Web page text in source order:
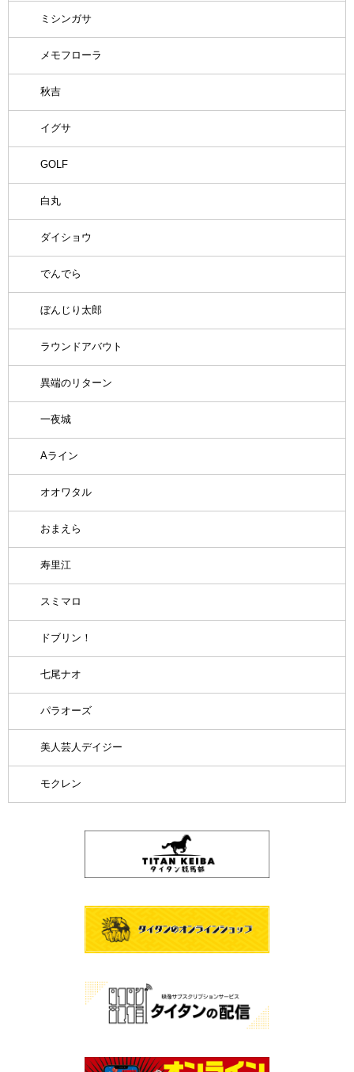
ミシンガサ
メモフローラ
秋吉
イグサ
GOLF
白丸
ダイショウ
でんでら
ぼんじり太郎
ラウンドアバウト
異端のリターン
一夜城
Aライン
オオワタル
おまえら
寿里江
スミマロ
ドブリン！
七尾ナオ
パラオーズ
美人芸人デイジー
モクレン